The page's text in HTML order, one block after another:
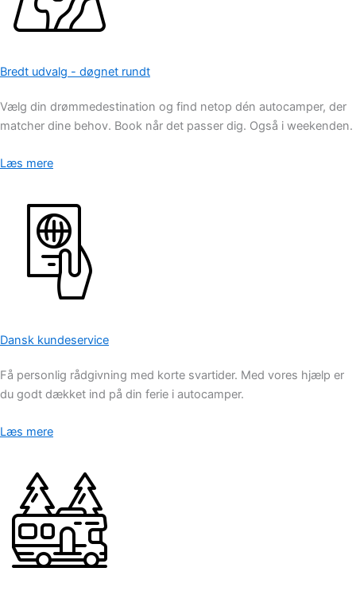
Bredt udvalg - døgnet rundt
Vælg din drømmedestination og find netop dén autocamper, der
matcher dine behov. Book når det passer dig. Også i weekenden.
Læs mere
Dansk kundeservice
Få personlig rådgivning med korte svartider. Med vores hjælp er
du godt dækket ind på din ferie i autocamper.
Læs mere